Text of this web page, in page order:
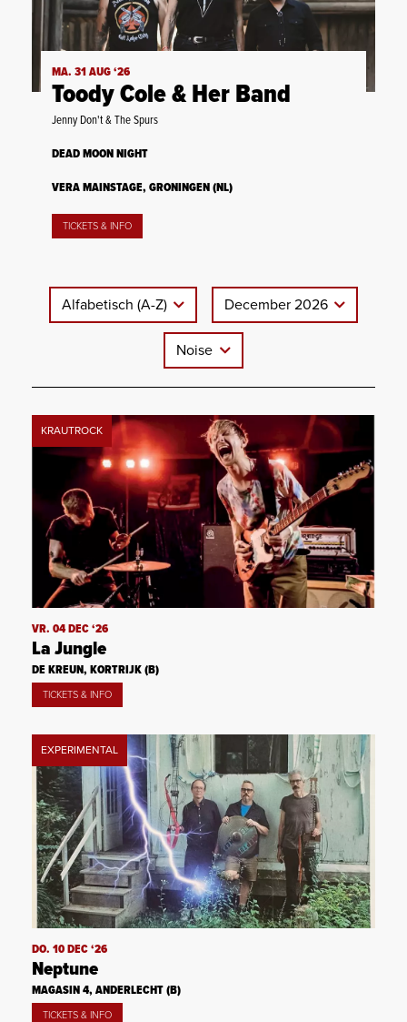
MA. 31 AUG ‘26
Toody Cole & Her Band
Jenny Don't & The Spurs
DEAD MOON NIGHT
VERA MAINSTAGE, GRONINGEN (NL)
TICKETS & INFO
Alfabetisch (A-Z) December 2026
Noise
KRAUTROCK
VR. 04 DEC ‘26
La Jungle
DE KREUN, KORTRIJK (B)
TICKETS & INFO
EXPERIMENTAL
DO. 10 DEC ‘26
Neptune
MAGASIN 4, ANDERLECHT (B)
TICKETS & INFO